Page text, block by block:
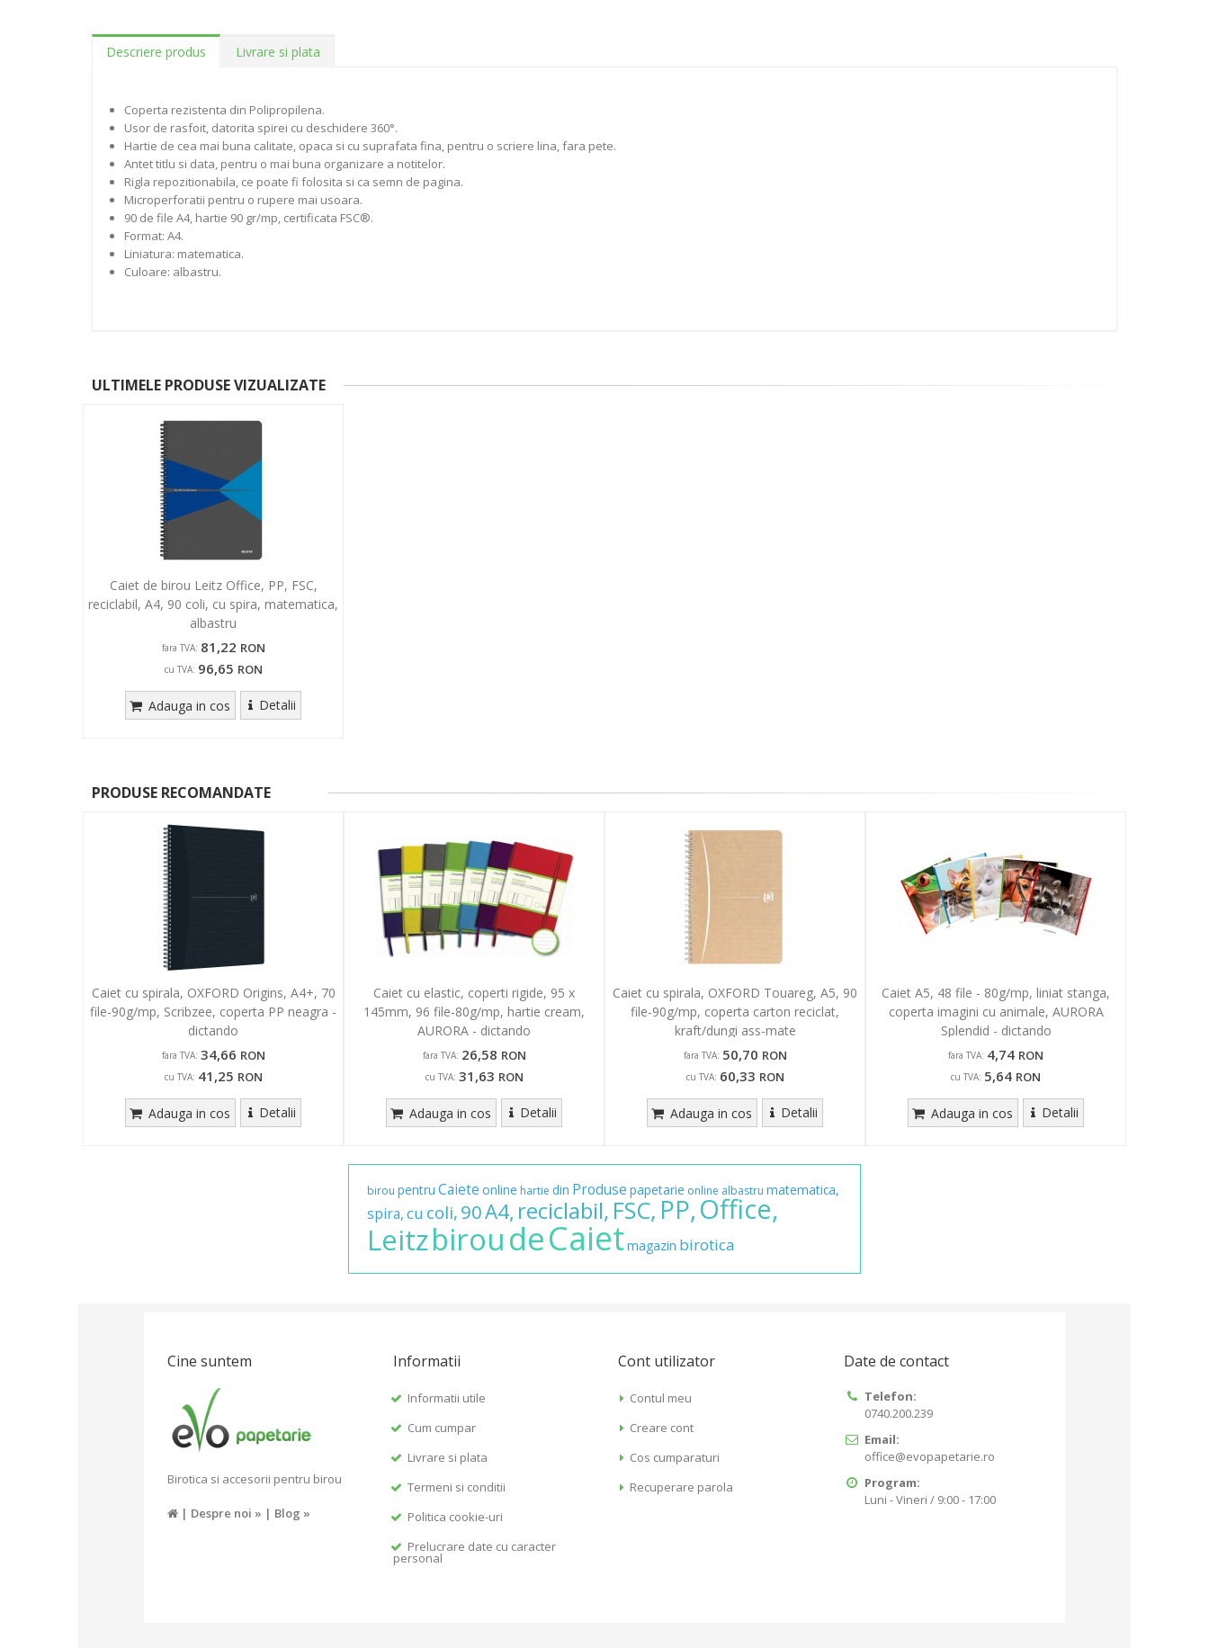
Descriere produs Livrare si plata
Coperta rezistenta din Polipropilena.
Usor de rasfoit, datorita spirei cu deschidere 360°.
Hartie de cea mai buna calitate, opaca si cu suprafata fina, pentru o scriere lina, fara pete.
Antet titlu si data, pentru o mai buna organizare a notitelor.
Rigla repozitionabila, ce poate fi folosita si ca semn de pagina.
Microperforatii pentru o rupere mai usoara.
90 de file A4, hartie 90 gr/mp, certificata FSC®.
Format: A4.
Liniatura: matematica.
Culoare: albastru.
ULTIMELE PRODUSE VIZUALIZATE
Caiet de birou Leitz Office, PP, FSC,
reciclabil, A4, 90 coli, cu spira, matematica,
albastru
fara TVA: 81,22 RON
cu TVA: 96,65 RON
Adauga in cos Detalii
PRODUSE RECOMANDATE
Caiet cu spirala, OXFORD Origins, A4+, 70
file-90g/mp, Scribzee, coperta PP neagra -
dictando
fara TVA: 34,66 RON
cu TVA: 41,25 RON
Adauga in cos Detalii
Caiet cu elastic, coperti rigide, 95 x
145mm, 96 file-80g/mp, hartie cream,
AURORA - dictando
fara TVA: 26,58 RON
cu TVA: 31,63 RON
Adauga in cos Detalii
Caiet cu spirala, OXFORD Touareg, A5, 90
file-90g/mp, coperta carton reciclat,
kraft/dungi ass-mate
fara TVA: 50,70 RON
cu TVA: 60,33 RON
Adauga in cos Detalii
Caiet A5, 48 file - 80g/mp, liniat stanga,
coperta imagini cu animale, AURORA
Splendid - dictando
fara TVA: 4,74 RON
cu TVA: 5,64 RON
Adauga in cos Detalii
birou pentru Caiete online hartie din Produse papetarie online albastru matematica,
spira,cu coli,90A4, reciclabil, FSC, PP,Office,
LeitzbiroudeCaiet magazin birotica
Cine suntem
Birotica si accesorii pentru birou
| Despre noi » | Blog »
Informatii
Informatii utile
Cum cumpar
Livrare si plata
Termeni si conditii
Politica cookie-uri
Prelucrare date cu caracter
personal
Cont utilizator
Contul meu
Creare cont
Cos cumparaturi
Recuperare parola
Date de contact
Telefon:
0740.200.239
Email:
office@evopapetarie.ro
Program:
Luni - Vineri / 9:00 - 17:00